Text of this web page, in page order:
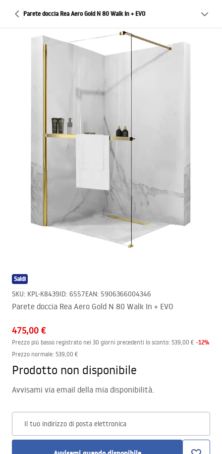
Parete doccia Rea Aero Gold N 80 Walk In + EVO
Saldi
SKU: KPL-K8439ID: 6557EAN: 5906366004346
Parete doccia Rea Aero Gold N 80 Walk In + EVO
475,00 €
Prezzo più basso registrato nei 30 giorni precedenti lo sconto: 539,00 € -12%
Prezzo normale: 539,00 €
Prodotto non disponibile
Avvisami via email della mia disponibilità.
Il tuo indirizzo di posta elettronica